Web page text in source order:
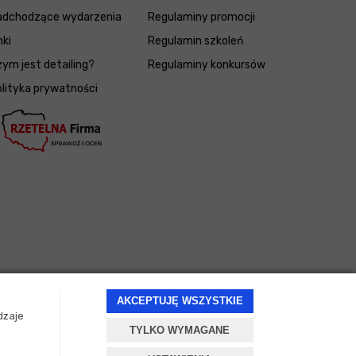
AKCEPTUJĘ WSZYSTKIE
TYLKO WYMAGANE
wydarzenia
jest detailing?
prywatności
Regulaminy promocji
Regulamin szkoleń
Regulaminy konkursów